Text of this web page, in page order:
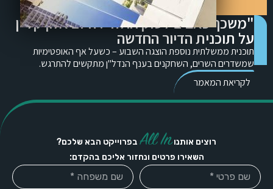
"משכך כאבים לשוק חולה": היזם אלון קליין
על תוכנית הדיור החדשה
תוכנית ממשלתית נוספת הוצגה השבוע – כשעל אף האופטימיות
שמשדרים השרים, השחקנים בענף הנדל"ן מתקשים להתרגש.
לקריאת המאמר
רוצים אותנוAll In בפרוייקט הבא שלכם?
השאירו פרטים ונחזור אליכם בהקדם: